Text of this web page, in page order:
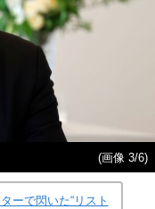
(画像 3/6)
ーで閃いた“リスト